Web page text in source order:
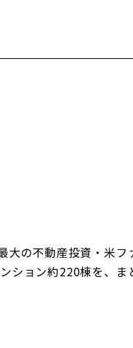
大の不動産投資・米
ション約220棟を、